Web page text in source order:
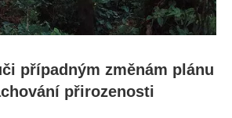
případným změnám plánu
přirozenosti